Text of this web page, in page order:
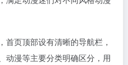
首页顶部设有清晰的导航栏，
动漫等主要分类明确区分，用